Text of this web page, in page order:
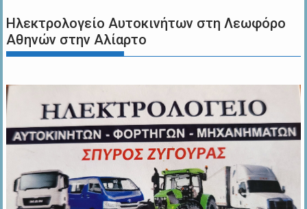
Ηλεκτρολογείο Αυτοκινήτων στη Λεωφόρο
Αθηνών στην Αλίαρτο